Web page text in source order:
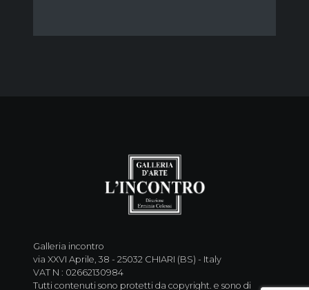
Galleria incontro
via XXVI Aprile, 38 - 25032 CHIARI (BS) - Italy
VAT N : 02662130984
Tutti contenuti sono protetti da copyright. e sono di